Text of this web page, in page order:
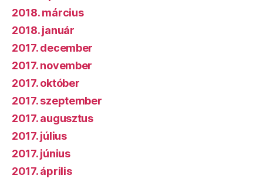
2018. március
2018. január
2017. december
2017. november
2017. október
2017. szeptember
2017. augusztus
2017. július
2017. június
2017. április